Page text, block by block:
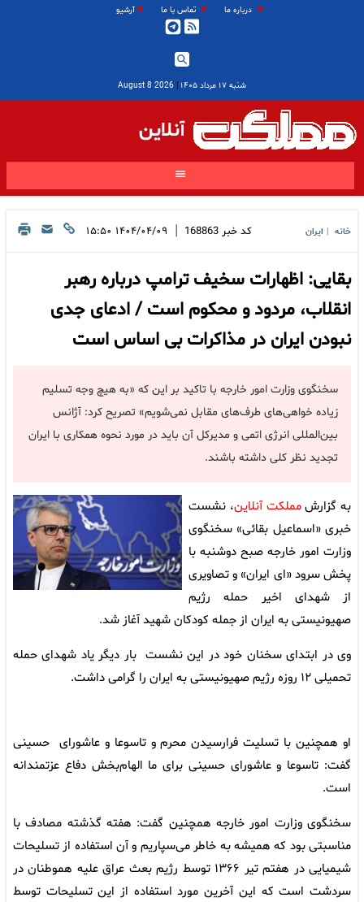
درباره ما تماس با ما آرشیو
شنبه ۱۷ مرداد ۱۴۰۵ |
2026 August 8
آنلاین
خانه ایران کد خبر 168863
| ۱۴۰۴/۰۴/۰۹ ۱۵:۵۰
بقایی: اظهارات سخیف ترامپ درباره رهبر
انقلاب، مردود و محکوم است / ادعای جدی
نبودن ایران در مذاکرات بی اساس است
سخنگوی وزارت امور خارجه با تاکید بر این که «به هیچ وجه تسلیم
زیاده خواهی‌های طرف‌های مقابل نمی‌شویم» تصریح کرد: آژانس
بین‌المللی انرژی اتمی و مدیرکل آن باید در مورد نحوه همکاری با ایران
تجدید نظر کلی داشته باشند.
به گزارشمملکت آنلاین، نشست
خبری «اسماعیل بقائی» سخنگوی
وزارت امور خارجه صبح دوشنبه با
پخش سرود «ای ایران» و تصاویری
از شهدای اخیر حمله رژیم
صهیونیستی به ایران از جمله کودکان شهید آغاز شد.
وی در ابتدای سخنان خود در این نشست بار دیگر یاد شهدای حمله
تحمیلی ۱۲ روزه رژیم صهیونیستی به ایران را گرامی داشت.
او همچنین با تسلیت فرارسیدن محرم و تاسوعا و عاشورای حسینی
گفت: تاسوعا و عاشورای حسینی برای ما الهام‌بخش دفاع عزتمندانه
است.
سخنگوی وزارت امور خارجه همچنین گفت: هفته گذشته مصادف با
مناسبتی بود که همیشه به خاطر می‌سپاریم و آن استفاده از تسلیحات
شیمیایی در هفتم تیر ۱۳۶۶ توسط رژیم بعث عراق علیه هموطنان در
سردشت است که این آخرین مورد استفاده از این تسلیحات توسط